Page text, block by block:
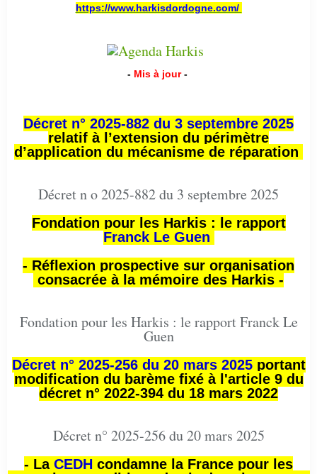
https://www.harkisdordogne.com/
- Mis à jour -
Décret n° 2025-882 du 3 septembre 2025
relatif à l’extension du périmètre
d’application du mécanisme de réparation
Décret n o 2025-882 du 3 septembre 2025
Fondation pour les Harkis : le rapport
Franck Le Guen
- Réflexion prospective sur organisation
consacrée à la mémoire des Harkis -
Fondation pour les Harkis : le rapport Franck Le
Guen
Décret n° 2025-256 du 20 mars 2025portant
modification du barème fixé à l'article 9 du
décret n° 2022-394 du 18 mars 2022
Décret n° 2025-256 du 20 mars 2025
- La CEDH condamne la France pour les